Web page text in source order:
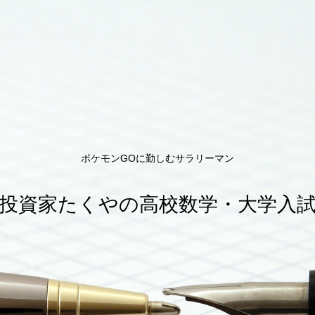
ポケモンGOに勤しむサラリーマン
資家たくやの高校数学・大学入